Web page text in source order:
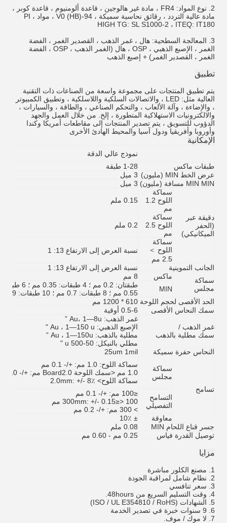
2. نوع المواد: FR4 ، مادة غير هالوجين ، قاعدة ألومنيوم ، قاعدة كوبر ،
مادة عالية التردد ، رقائق نحاسية سميكة ، 94-V0 (HB) ، مواد PI ،
HIGH TG: SL S1000-2 ، ITEQ: IT180
3. المعالجة السطحية: هال ، غمر الذهب ، القصدير الغمر ، الفضة
الغمر ، الإصبع الذهبي ، OSP ، هال (الغمر الذهب ، OSP ، الفضة
الغمر ، القصدير الغمر) + إصبع الذهب
تطبيق
يتم تطبيق المنتجات على مجموعة واسعة من الصناعات ذات التقنية
العالية مثل: LED ، والاتصالات السلكية واللاسلكية ، وتطبيق الكمبيوتر
، والإضاءة ، وآلة الألعاب ، والتحكم الصناعي ، والطاقة ، والسيارات ،
والالكترونيات الاستهلاكية المتطورة ، إلخ. من خلال العمل والجهد
الدؤوب للتسويق ، يتم تصدير المنتجات إلى مقاطعات أمريكا وكندا
وأوروبا وأفريقيا ودول آسيا والمحيط الهادئ الأخرى
الإمكانية
نموذج عالي الدقة
طبقات ماكس
1-28 طبقة
عرض الخط MIN (مليون)
3 ميل
MIN MIN مسافة (مليون)
3 ميل
دقيقة عبر
(الحفر
الميكانيكي)
سماكة
اللوح 1.2
مم
0.15 ملم
سماكة
اللوح 2.5
مم
0.2 ملم
سماكة
اللوح ＞
2.5 مم
نسبة العرض إلى الارتفاع 13: 1
الجانب التموينية
نسبة العرض إلى الارتفاع 13: 1
سماكة
مجلس
ماكس
8 مم
MIN
طبقتان: 0.2 مم ؛ 4 طبقات: 0.35 مم ؛ 6
0.55 مم ؛ 8 طبقات: 0.7 مم ؛ 10 طبقات: 0.9 مم
الحد الأقصى لحجم اللوحة 610 * 1200 مم
سمك النحاس الأقصى
0.5-6 أوقية
غمر الذهب /
سمك مطلية بالذهب
غمر الذهب: Au، 1—8u ”
الإصبع الذهبي: Au ، 1—150 u "
مطلية بالذهب: Au ، 1—150u ”
مطلي بالنيكل: 50-500 u "
النحاس حفرة سميكة
25um 1mil
تسامح
سماكة
مجلس
سماكة اللوح: 1.0 مم: +/- 0.1 مم
1.0 مم <سمك اللوحة Board2.0 مم: +/- 10٪
سماكة اللوح> 2.0mm: +/- 8٪
التسامح
التفصيلي
≤100 مم: +/- 0.1 مم
100 <≤300mm: +/- 0.15 مم
> 300 مم: +/- 0.2 مم
معاوقة
± 10٪
جسر قناع اللحام MIN
0.08 ملم
توصيل القدرة فياس
0.25 مم - 0.60 مم
مزايا
1. مصنع الكلور مباشرة
2. نظام شامل لمراقبة الجودة
3. سعر تنافسي
4. وقت التسليم السريع من 48hours.
5. الشهادات (ISO / UL E354810 / RoHS)
6. 9 سنوات خبرة في تصدير الخدمة
7. لا موك / موف.